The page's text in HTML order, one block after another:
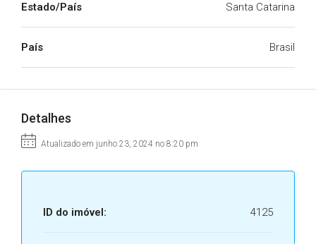
Estado/País Santa Catarina
País Brasil
Detalhes
Atualizado em junho 23, 2024 no 8:20 pm
ID do imóvel: 4125